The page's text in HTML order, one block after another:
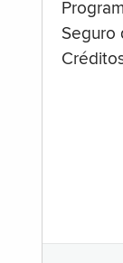
Seguro